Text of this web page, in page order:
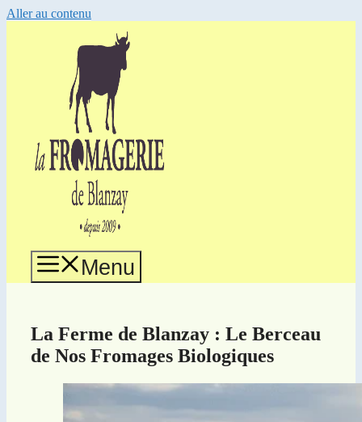
Aller au contenu
Menu
La Ferme de Blanzay : Le Berceau
de Nos Fromages Biologiques